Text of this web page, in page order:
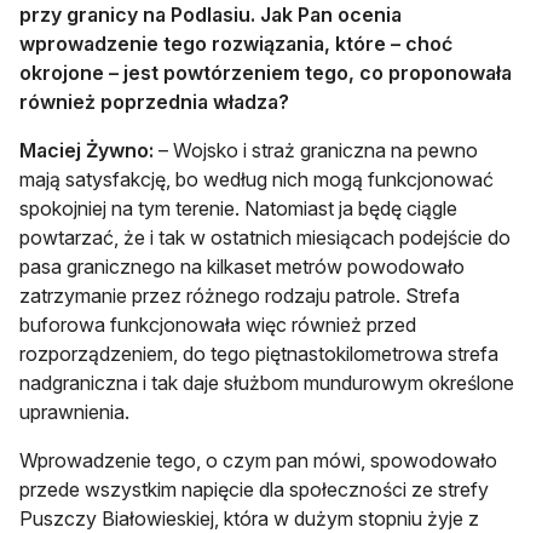
przy granicy na Podlasiu. Jak Pan ocenia
wprowadzenie tego rozwiązania, które – choć
okrojone – jest powtórzeniem tego, co proponowała
również poprzednia władza?
Maciej Żywno: – Wojsko i straż graniczna na pewno
mają satysfakcję, bo według nich mogą funkcjonować
spokojniej na tym terenie. Natomiast ja będę ciągle
powtarzać, że i tak w ostatnich miesiącach podejście do
pasa granicznego na kilkaset metrów powodowało
zatrzymanie przez różnego rodzaju patrole. Strefa
buforowa funkcjonowała więc również przed
rozporządzeniem, do tego piętnastokilometrowa strefa
nadgraniczna i tak daje służbom mundurowym określone
uprawnienia.
Wprowadzenie tego, o czym pan mówi, spowodowało
przede wszystkim napięcie dla społeczności ze strefy
Puszczy Białowieskiej, która w dużym stopniu żyje z